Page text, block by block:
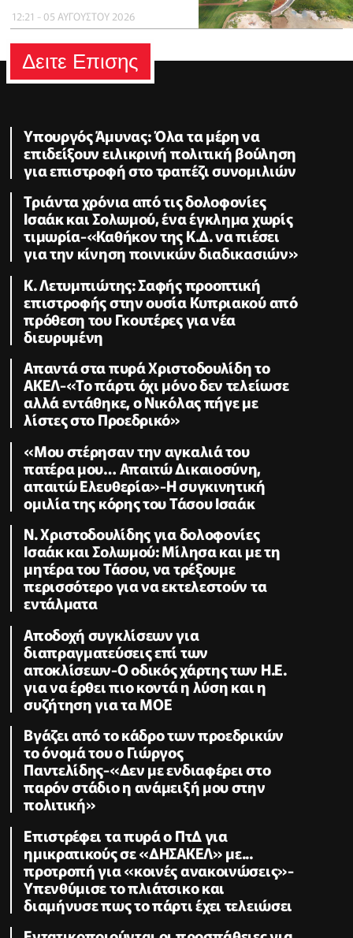
12:21 - 05 ΑΥΓΟΥΣΤΟΥ 2026
Δειτε Επισης
Υπουργός Άμυνας: Όλα τα μέρη να
επιδείξουν ειλικρινή πολιτική βούληση
για επιστροφή στο τραπέζι συνομιλιών
Τριάντα χρόνια από τις δολοφονίες
Ισαάκ και Σολωμού, ένα έγκλημα χωρίς
τιμωρία-«Καθήκον της Κ.Δ. να πιέσει
για την κίνηση ποινικών διαδικασιών»
K. Λετυμπιώτης: Σαφής προοπτική
επιστροφής στην ουσία Κυπριακού από
πρόθεση του Γκουτέρες για νέα
διευρυμένη
Απαντά στα πυρά Χριστοδουλίδη το
ΑΚΕΛ-«Το πάρτι όχι μόνο δεν τελείωσε
αλλά εντάθηκε, ο Νικόλας πήγε με
λίστες στο Προεδρικό»
«Μου στέρησαν την αγκαλιά του
πατέρα μου… Απαιτώ Δικαιοσύνη,
απαιτώ Ελευθερία»-Η συγκινητική
ομιλία της κόρης του Τάσου Ισαάκ
Ν. Χριστοδουλίδης για δολοφονίες
Ισαάκ και Σολωμού: Μίλησα και με τη
μητέρα του Τάσου, να τρέξουμε
περισσότερο για να εκτελεστούν τα
εντάλματα
Αποδοχή συγκλίσεων για
διαπραγματεύσεις επί των
αποκλίσεων-Ο οδικός χάρτης των Η.Ε.
για να έρθει πιο κοντά η λύση και η
συζήτηση για τα ΜΟΕ
Βγάζει από το κάδρο των προεδρικών
το όνομά του ο Γιώργος
Παντελίδης-«Δεν με ενδιαφέρει στο
παρόν στάδιο η ανάμειξή μου στην
πολιτική»
Επιστρέφει τα πυρά ο ΠτΔ για
ημικρατικούς σε «ΔΗΣΑΚΕΛ» με...
προτροπή για «κοινές ανακοινώσεις»-
Υπενθύμισε το πλιάτσικο και
διαμήνυσε πως το πάρτι έχει τελειώσει